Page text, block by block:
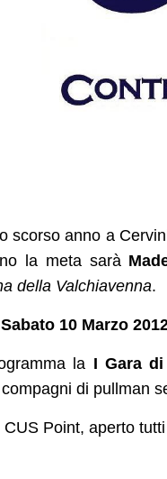
scorso anno a
la meta sarà
della Valchiavenna.
Sabato 10 Marzo
la I Gara di
di pullman
CUS Point, aperto